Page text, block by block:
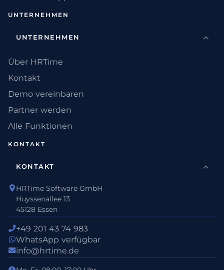
UNTERNEHMEN
UNTERNEHMEN
Über HRTime
Kontakt
Demo vereinbaren
Partner werden
Alle Funktionen
KONTAKT
KONTAKT
HRTime Software GmbH
Huyssenallee 13
45128 Essen
+49 201 43 74 983
WhatsApp verfügbar
info@hrtime.de